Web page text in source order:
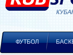
ФУТБОЛ